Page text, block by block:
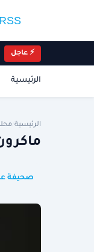
⚡ عاجل
الرئيسية
الرئيسية
صحيفة